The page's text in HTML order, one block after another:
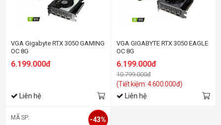
VGA Gigabyte RTX 3050 GAMING
OC 8G
6.199.000đ
Liên hệ
VGA GIGABYTE RTX 3050 EAGLE
OC 8G
6.199.000đ
10.799.000đ
(Tiết kiệm: 4.600.000đ)
Liên hệ
MÃ SP: -43%